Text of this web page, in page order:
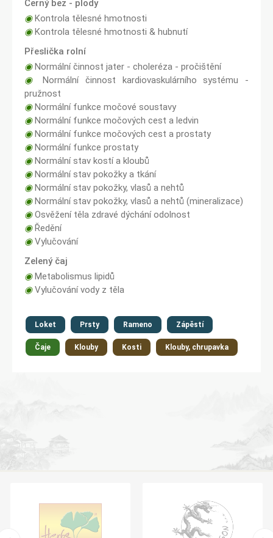
Černý bez - plody
◉Kontrola tělesné hmotnosti
◉Kontrola tělesné hmotnosti & hubnutí
Přeslička rolní
◉Normální činnost jater - choleréza - pročištění
◉
Normální činnost kardiovaskulárního systému -
pružnost
◉Normální funkce močové soustavy
◉Normální funkce močových cest a ledvin
◉Normální funkce močových cest a prostaty
◉Normální funkce prostaty
◉Normální stav kostí a kloubů
◉Normální stav pokožky a tkání
◉Normální stav pokožky, vlasů a nehtů
◉Normální stav pokožky, vlasů a nehtů (mineralizace)
◉Osvěžení těla zdravé dýchání odolnost
◉Ředění
◉Vylučování
Zelený čaj
◉Metabolismus lipidů
◉Vylučování vody z těla
Loket Prsty Rameno Zápěstí
Čaje Klouby Kosti Klouby, chrupavka